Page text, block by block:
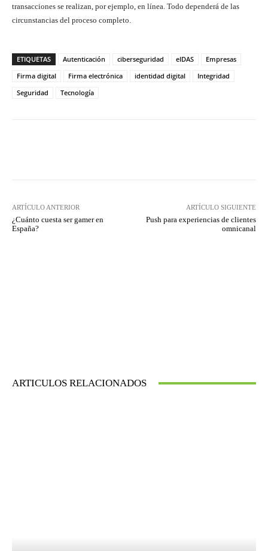
transacciones se realizan, por ejemplo, en línea. Todo dependerá de las
circunstancias del proceso completo.
ETIQUETAS Autenticación ciberseguridad eIDAS
Empresas
Firma digital
Firma electrónica identidad digital
Integridad
Seguridad
Tecnología
ARTÍCULO ANTERIOR
¿Cuánto cuesta ser gamer en
España?
ARTÍCULO SIGUIENTE
Push para experiencias de clientes
omnicanal
ARTICULOS RELACIONADOS